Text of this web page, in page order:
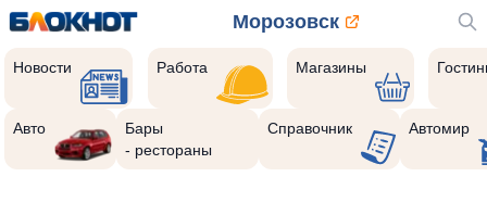
Морозовск
Новости Работа Магазины
Авто
Бары
- рестораны
Справочник Автомир